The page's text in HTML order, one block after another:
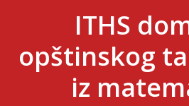
ITHS
opštinskog
iz